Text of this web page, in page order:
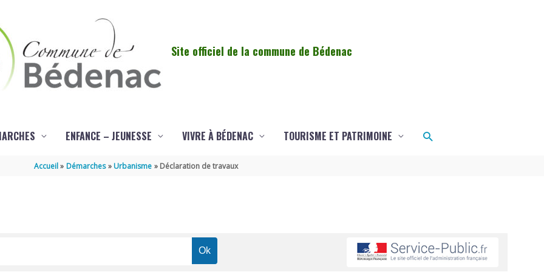
Site officiel de la commune de Bédenac
ENFANCE – JEUNESSE VIVRE À BÉDENAC TOURISME ET PATRIMOINE Rechercher
Accueil Démarches Urbanisme Déclaration de travaux